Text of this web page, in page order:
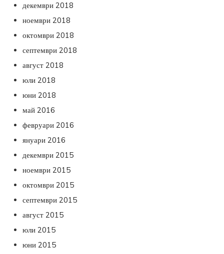
декември 2018
ноември 2018
октомври 2018
септември 2018
август 2018
юли 2018
юни 2018
май 2016
февруари 2016
януари 2016
декември 2015
ноември 2015
октомври 2015
септември 2015
август 2015
юли 2015
юни 2015